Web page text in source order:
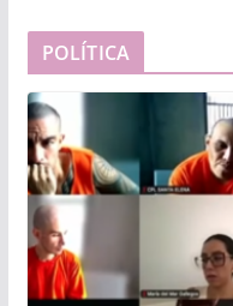
POLÍTICA